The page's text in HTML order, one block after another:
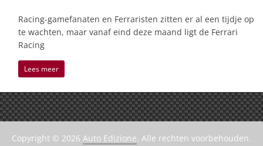
Racing-gamefanaten en Ferraristen zitten er al een tijdje op
te wachten, maar vanaf eind deze maand ligt de Ferrari
Racing
Lees meer
Copyright © 2026 Auto Edizione. Alle rechten voorbehouden.